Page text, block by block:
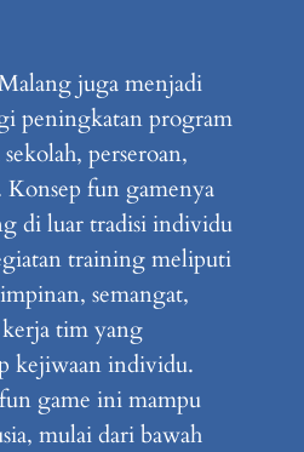
juga menjadi
peningkatan program
perseroan,
fun gamenya
di luar tradisi individu
training meliputi
semangat,
tim yang
kejiwaan individu.
game ini mampu
mulai dari bawah